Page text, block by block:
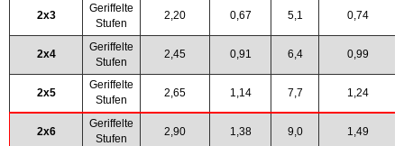
2x3
Geriffelte
Stufen
2,20 0,67 5,1 0,74
2x4
Geriffelte
Stufen
2,45 0,91 6,4 0,99
2x5
Geriffelte
Stufen
2,65 1,14 7,7 1,24
2x6
Geriffelte
Stufen
2,90 1,38 9,0 1,49